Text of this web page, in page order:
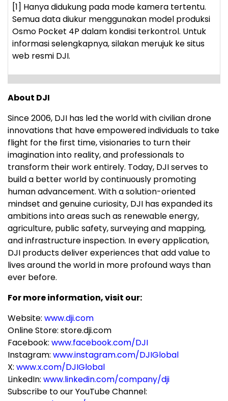
[1] Hanya didukung pada mode kamera tertentu.
Semua data diukur menggunakan model produksi
Osmo Pocket 4P dalam kondisi terkontrol. Untuk
informasi selengkapnya, silakan merujuk ke situs
web resmi DJI.
About DJI
Since 2006, DJI has led the world with civilian drone
innovations that have empowered individuals to take
flight for the first time, visionaries to turn their
imagination into reality, and professionals to
transform their work entirely. Today, DJI serves to
build a better world by continuously promoting
human advancement. With a solution-oriented
mindset and genuine curiosity, DJI has expanded its
ambitions into areas such as renewable energy,
agriculture, public safety, surveying and mapping,
and infrastructure inspection. In every application,
DJI products deliver experiences that add value to
lives around the world in more profound ways than
ever before.
For more information, visit our:
Website: www.dji.com
Online Store: store.dji.com
Facebook: www.facebook.com/DJI
Instagram: www.instagram.com/DJIGlobal
X: www.x.com/DJIGlobal
LinkedIn: www.linkedin.com/company/dji
Subscribe to our YouTube Channel: